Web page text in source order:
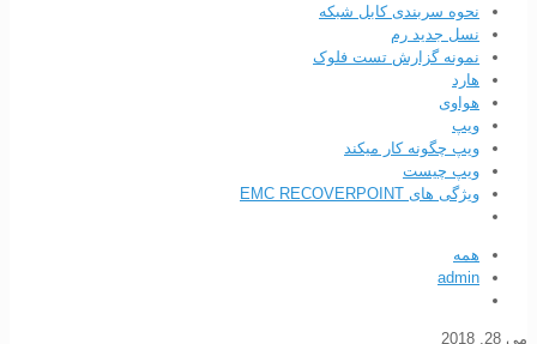
نحوه سربندی کابل‌ شبکه
نسل جدید رم
نمونه گزارش تست فلوک
هارد
هواوی
ویپ
ویپ چگونه کار میکند
ویپ چیست
ویژگی های EMC RECOVERPOINT
همه
admin
می 28, 2018